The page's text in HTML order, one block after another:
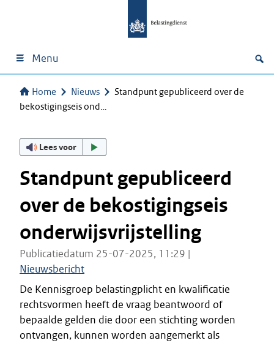
Menu
Home Nieuws
Standpunt gepubliceerd over de
bekostigingseis ond…
Lees voor
Standpunt gepubliceerd
over de bekostigingseis
onderwijsvrijstelling
Publicatiedatum 25-07-2025, 11:29 |
Nieuwsbericht
De Kennisgroep belastingplicht en kwalificatie
rechtsvormen heeft de vraag beantwoord of
bepaalde gelden die door een stichting worden
ontvangen, kunnen worden aangemerkt als